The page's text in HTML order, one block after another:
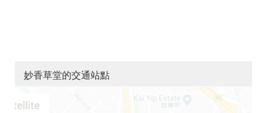
妙香草堂的交通站點